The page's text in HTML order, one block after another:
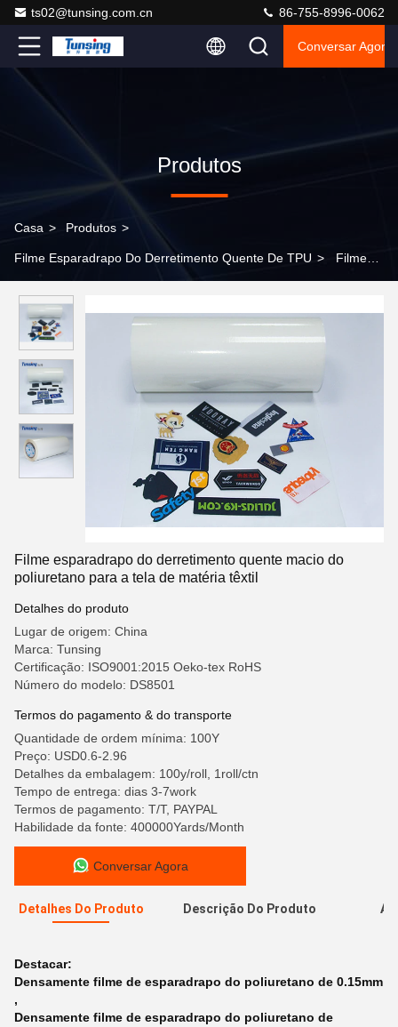
ts02@tunsing.com.cn 86-755-8996-0062
Conversar Agora
Produtos
Casa > Produtos >
Filme Esparadrapo Do Derretimento Quente De TPU > Filme
tela de matéria têxtil
Filme esparadrapo do derretimento quente macio do
poliuretano para a tela de matéria têxtil
Detalhes do produto
Lugar de origem: China
Marca: Tunsing
Certificação: ISO9001:2015 Oeko-tex RoHS
Número do modelo: DS8501
Termos do pagamento & do transporte
Quantidade de ordem mínima: 100Y
Preço: USD0.6-2.96
Detalhes da embalagem: 100y/roll, 1roll/ctn
Tempo de entrega: dias 3-7work
Termos de pagamento: T/T, PAYPAL
Habilidade da fonte: 400000Yards/Month
Conversar Agora
Detalhes Do Produto Descrição Do Produto
Destacar:
Densamente filme de esparadrapo do poliuretano de 0.15mm
,
Densamente filme de esparadrapo do poliuretano de